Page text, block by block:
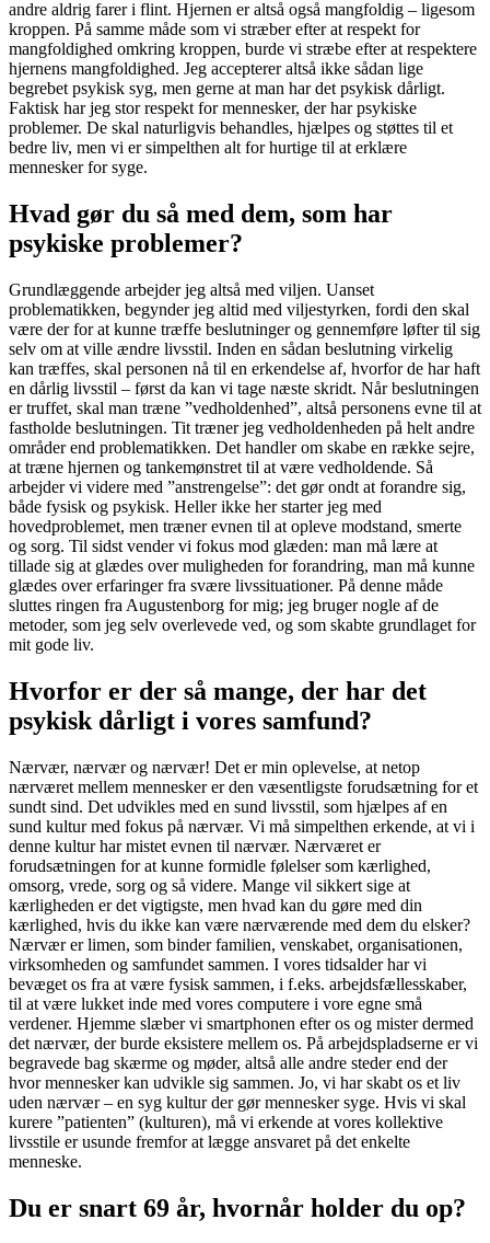
andre aldrig farer i flint. Hjernen er altså også mangfoldig – ligesom
kroppen. På samme måde som vi stræber efter at respekt for
mangfoldighed omkring kroppen, burde vi stræbe efter at respektere
hjernens mangfoldighed. Jeg accepterer altså ikke sådan lige
begrebet psykisk syg, men gerne at man har det psykisk dårligt.
Faktisk har jeg stor respekt for mennesker, der har psykiske
problemer. De skal naturligvis behandles, hjælpes og støttes til et
bedre liv, men vi er simpelthen alt for hurtige til at erklære
mennesker for syge.
Hvad gør du så med dem, som har
psykiske problemer?
Grundlæggende arbejder jeg altså med viljen. Uanset
problematikken, begynder jeg altid med viljestyrken, fordi den skal
være der for at kunne træffe beslutninger og gennemføre løfter til sig
selv om at ville ændre livsstil. Inden en sådan beslutning virkelig
kan træffes, skal personen nå til en erkendelse af, hvorfor de har haft
en dårlig livsstil – først da kan vi tage næste skridt. Når beslutningen
er truffet, skal man træne ”vedholdenhed”, altså personens evne til at
fastholde beslutningen. Tit træner jeg vedholdenheden på helt andre
områder end problematikken. Det handler om skabe en række sejre,
at træne hjernen og tankemønstret til at være vedholdende. Så
arbejder vi videre med ”anstrengelse”: det gør ondt at forandre sig,
både fysisk og psykisk. Heller ikke her starter jeg med
hovedproblemet, men træner evnen til at opleve modstand, smerte
og sorg. Til sidst vender vi fokus mod glæden: man må lære at
tillade sig at glædes over muligheden for forandring, man må kunne
glædes over erfaringer fra svære livssituationer. På denne måde
sluttes ringen fra Augustenborg for mig; jeg bruger nogle af de
metoder, som jeg selv overlevede ved, og som skabte grundlaget for
mit gode liv.
Hvorfor er der så mange, der har det
psykisk dårligt i vores samfund?
Nærvær, nærvær og nærvær! Det er min oplevelse, at netop
nærværet mellem mennesker er den væsentligste forudsætning for et
sundt sind. Det udvikles med en sund livsstil, som hjælpes af en
sund kultur med fokus på nærvær. Vi må simpelthen erkende, at vi i
denne kultur har mistet evnen til nærvær. Nærværet er
forudsætningen for at kunne formidle følelser som kærlighed,
omsorg, vrede, sorg og så videre. Mange vil sikkert sige at
kærligheden er det vigtigste, men hvad kan du gøre med din
kærlighed, hvis du ikke kan være nærværende med dem du elsker?
Nærvær er limen, som binder familien, venskabet, organisationen,
virksomheden og samfundet sammen. I vores tidsalder har vi
bevæget os fra at være fysisk sammen, i f.eks. arbejdsfællesskaber,
til at være lukket inde med vores computere i vore egne små
verdener. Hjemme slæber vi smartphonen efter os og mister dermed
det nærvær, der burde eksistere mellem os. På arbejdspladserne er vi
begravede bag skærme og møder, altså alle andre steder end der
hvor mennesker kan udvikle sig sammen. Jo, vi har skabt os et liv
uden nærvær – en syg kultur der gør mennesker syge. Hvis vi skal
kurere ”patienten” (kulturen), må vi erkende at vores kollektive
livsstile er usunde fremfor at lægge ansvaret på det enkelte
menneske.
Du er snart 69 år, hvornår holder du op?